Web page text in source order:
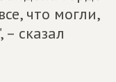
что могли,
сказал